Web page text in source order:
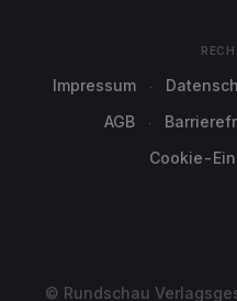
Impressum
AGB
Cookie-
© Rundschau